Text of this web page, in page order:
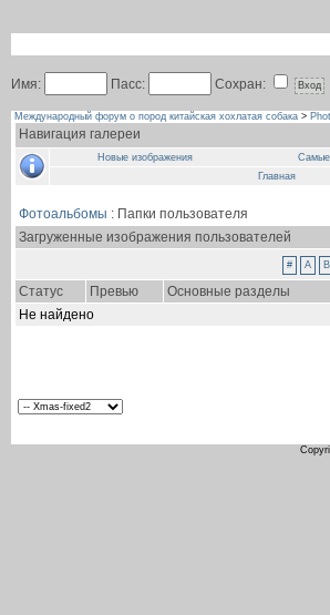
Имя: Пасс: Сохран:
Международный форум о пород китайская хохлатая собака >
Навигация галереи
Новые изображения
Самые
Главная
Фотоальбомы : Папки пользователя
Загруженные изображения пользователей
# A B
Статус Превью Основные разделы
Не найдено